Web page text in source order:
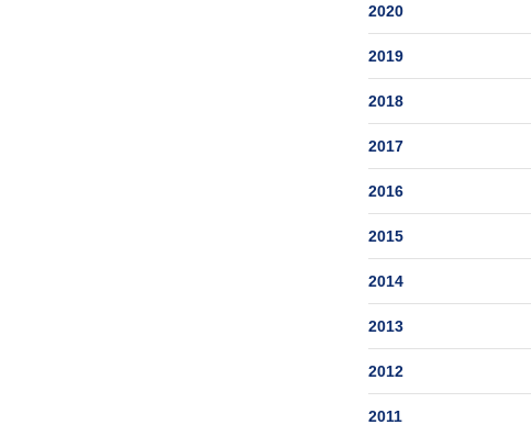
2020
2019
2018
2017
2016
2015
2014
2013
2012
2011